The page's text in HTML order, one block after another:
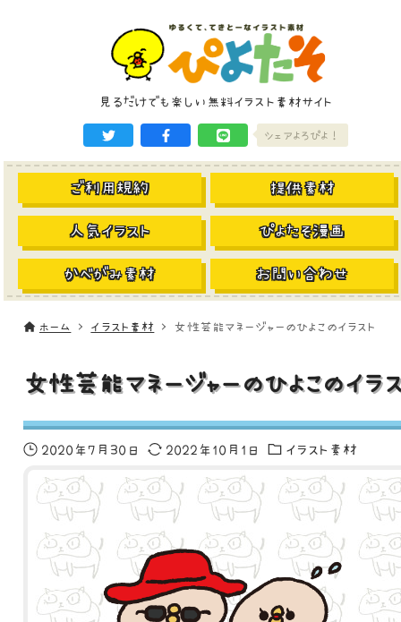
見るだけでも楽しい無料イラスト素材サイト
シェアよろぴよ！
ご利用規約 提供素材
人気イラスト ぴよたそ漫画
かべがみ素材 お問い合わせ
ホーム イラスト素材 女性芸能マネージャーのひよこのイラスト
女性芸能マネージャーのひよこのイラ
2020年7月30日 2022年10月1日 イラスト素材